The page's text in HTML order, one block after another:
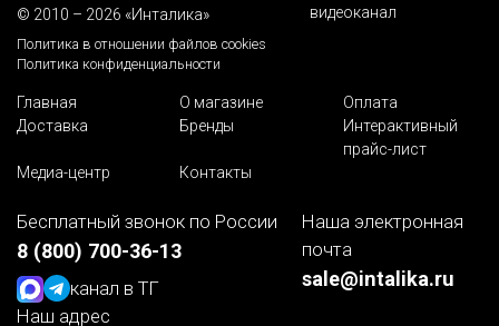
© 2010 – 2026 «Инталика»
Политика в отношении файлов cookies
Политика конфиденциальности
видеоканал
Главная О магазине
Оплата
Доставка
Бренды
Интерактивный
прайс-лист
Медиа-центр
Контакты
Бесплатный звонок по России
8 (800) 700-36-13
канал в ТГ
Наша электронная
почта
sale@intalika.ru
Наш адрес